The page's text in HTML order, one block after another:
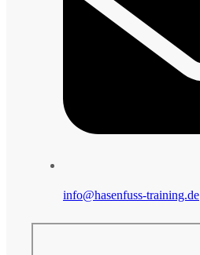
info@hasenfuss-training.de